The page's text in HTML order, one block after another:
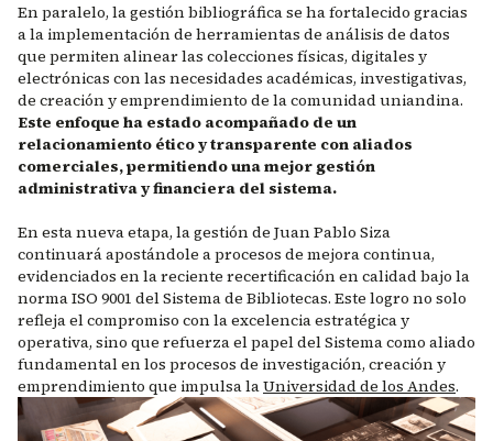
En paralelo, la gestión bibliográfica se ha fortalecido gracias
a la implementación de herramientas de análisis de datos
que permiten alinear las colecciones físicas, digitales y
electrónicas con las necesidades académicas, investigativas,
de creación y emprendimiento de la comunidad uniandina.
Este enfoque ha estado acompañado de un
relacionamiento ético y transparente con aliados
comerciales, permitiendo una mejor gestión
administrativa y financiera del sistema.
En esta nueva etapa, la gestión de Juan Pablo Siza
continuará apostándole a procesos de mejora continua,
evidenciados en la reciente recertificación en calidad bajo la
norma ISO 9001 del Sistema de Bibliotecas. Este logro no solo
refleja el compromiso con la excelencia estratégica y
operativa, sino que refuerza el papel del Sistema como aliado
fundamental en los procesos de investigación, creación y
emprendimiento que impulsa laUniversidad de los Andes.